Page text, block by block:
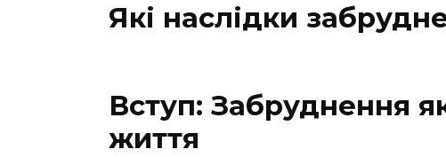
Які наслідки
Вступ: Забруднення
життя